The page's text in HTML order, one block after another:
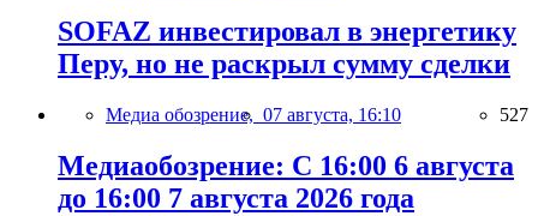
SOFAZ инвестировал в энергетику
Перу, но не раскрыл сумму сделки
Медиа обозрение, 07 августа, 16:10 527
Медиаобозрение: С 16:00 6 августа
до 16:00 7 августа 2026 года